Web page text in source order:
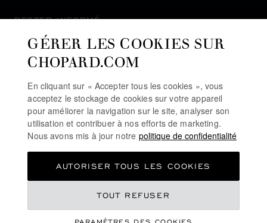
RESTER INFORMÉ
S’INSCRIRE À LA NEWSLETTER
POLITIQUE DES COOKIES
GÉRER LES COOKIES SUR
CHOPARD.COM
En cliquant sur « Accepter tous les cookies », vous
acceptez le stockage de cookies sur votre appareil
pour améliorer la navigation sur le site, analyser son
utilisation et contribuer à nos efforts de marketing.
Nous avons mis à jour notre politique de confidentialité
TOUT REFUSER
AUTORISER TOUS LES COOKIES